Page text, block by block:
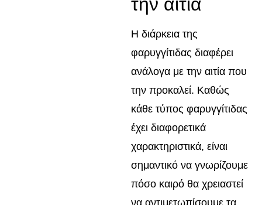
Η διάρκεια της
φαρυγγίτιδας διαφέρει
ανάλογα με την αιτία που
την προκαλεί. Καθώς
κάθε τύπος φαρυγγίτιδας
έχει διαφορετικά
χαρακτηριστικά, είναι
σημαντικό να γνωρίζουμε
πόσο καιρό θα χρειαστεί
να αντιμετωπίσουμε τα